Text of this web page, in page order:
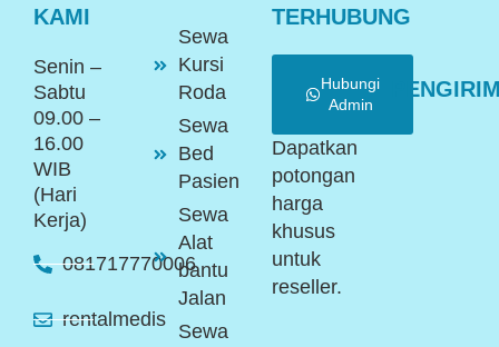
KAMI
Senin –
Sabtu
09.00 –
16.00
WIB
(Hari
Kerja)
081717770006
rentalmedis
Sewa
Kursi
Roda
Sewa
Bed
Pasien
Sewa
Alat
bantu
Jalan
Sewa
TERHUBUNG
Hubungi
Admin
Dapatkan
potongan
harga
khusus
untuk
reseller.